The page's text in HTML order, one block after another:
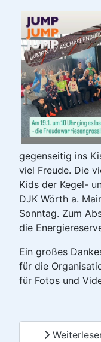
gegenseitig ins
viel Freude. Die
Kids der Kegel-
DJK Wörth a.
Sonntag. Zum
die
Ein großes
für die
für Fotos und